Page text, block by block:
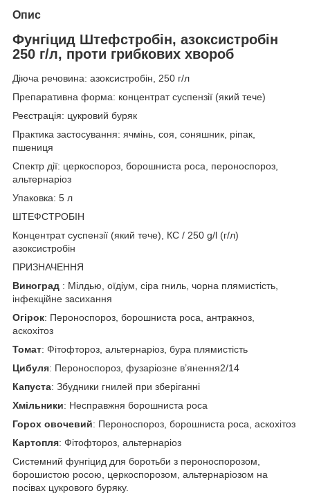
Опис
Фунгіцид Штефстробін, азоксистробін
250 г/л, проти грибкових хвороб
Діюча речовина: азоксистробін, 250 г/л
Препаративна форма: концентрат суспензії (який тече)
Реєстрація: цукровий буряк
Практика застосування: ячмінь, соя, соняшник, ріпак,
пшениця
Спектр дії: церкоспороз, борошниста роса, пероноспороз,
альтернаріоз
Упаковка: 5 л
ШТЕФСТРОБІН
Концентрат суспензії (який тече), КС / 250 g/l (г/л)
азоксистробін
ПРИЗНАЧЕННЯ
Виноград : Мілдью, оїдіум, сіра гниль, чорна плямистість,
інфекційне засихання
Огірок: Пероноспороз, борошниста роса, антракноз,
аскохітоз
Томат: Фітофтороз, альтернаріоз, бура плямистість
Цибуля: Пероноспороз, фузаріозне в’янення2/14
Капуста: Збудники гнилей при зберіганні
Хмільники: Несправжня борошниста роса
Горох овочевий: Пероноспороз, борошниста роса, аскохітоз
Картопля: Фітофтороз, альтернаріоз
Системний фунгіцид для боротьби з пероноспорозом,
борошистою росою, церкоспорозом, альтернаріозом на
посівах цукрового буряку.